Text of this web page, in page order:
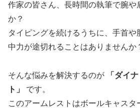
作家の皆さん、長時間の執筆で腕や
か？
タイピングを続けるうちに、手首
中力が途切れることはありませんか
そんな悩みを解決するのが
「ダイ
ト」
です。
このアームレストはボールキャスタ